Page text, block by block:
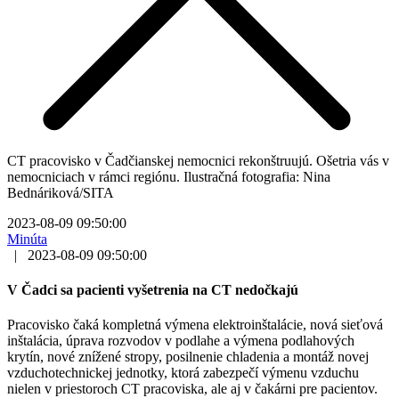
CT pracovisko v Čadčianskej nemocnici rekonštruujú. Ošetria vás v
nemocniciach v rámci regiónu. Ilustračná fotografia: Nina
Bednáriková/SITA
2023-08-09 09:50:00
Minúta
|
2023-08-09 09:50:00
V Čadci sa pacienti vyšetrenia na CT nedočkajú
Pracovisko čaká kompletná výmena elektroinštalácie, nová sieťová
inštalácia, úprava rozvodov v podlahe a výmena podlahových
krytín, nové znížené stropy, posilnenie chladenia a montáž novej
vzduchotechnickej jednotky, ktorá zabezpečí výmenu vzduchu
nielen v priestoroch CT pracoviska, ale aj v čakárni pre pacientov.